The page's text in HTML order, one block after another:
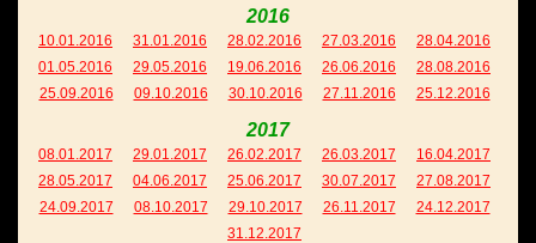
2016
10.01.2016 31.01.2016 28.02.2016 27.03.2016
28.04.2016
01.05.2016
29.05.2016 19.06.2016 26.06.2016
28.08.2016
25.09.2016
09.10.2016 30.10.2016 27.11.2016 25.12.2016
2017
08.01.2017 29.01.2017 26.02.2017 26.03.2017
16.04.2017
28.05.2017
04.06.2017 25.06.2017 30.07.2017
27.08.2017
24.09.2017
08.10.2017 29.10.2017 26.11.2017
24.12.2017
31.12.2017